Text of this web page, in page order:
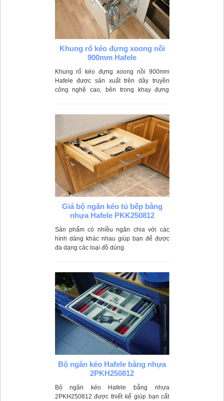
Khung rổ kéo đựng xoong nồi
900mm Hafele
Khung rổ kéo đựng xoong nồi 900mm
Hafele được sản xuất trên dây truyền
công nghệ cao, bên trong khay đựng
Giá bộ ngăn kéo tủ bếp bằng
nhựa Hafele PKK250812
Sản phẩm có nhiều ngăn chia với các
hình dáng khác nhau giúp bạn để được
đa dạng các loại đồ dùng.
Bộ ngăn kéo Hafele bằng nhựa
2PKH250812
Bộ ngăn kéo Hafele bằng nhựa
2PKH250812 được thiết kế giúp bạn cất